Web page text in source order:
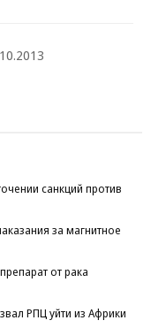
санкций против
за магнитное
от рака
РПЦ уйти из Африки